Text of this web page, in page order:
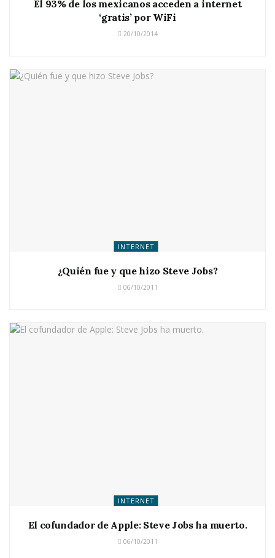
El 93% de los mexicanos acceden a internet
‘gratis’ por WiFi
20/10/2014
INTERNET
¿Quién fue y que hizo Steve Jobs?
06/10/2011
INTERNET
El cofundador de Apple: Steve Jobs ha muerto.
06/10/2011